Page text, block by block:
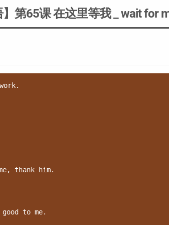
】第65课 在这里等我 _ wait for
thank him.
to me.